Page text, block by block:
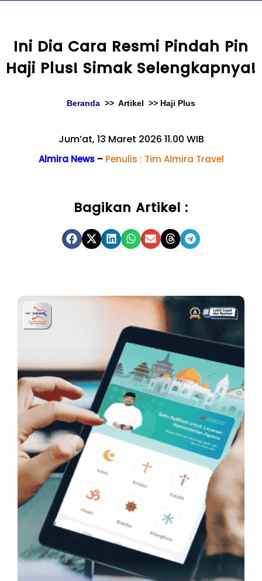
Ini Dia Cara Resmi Pindah Pin
Haji Plus! Simak Selengkapnya!
Beranda >> Artikel >> Haji Plus
Jum’at, 13 Maret 2026 11.00 WIB
Almira News – Penulis : Tim Almira Travel
Bagikan Artikel :